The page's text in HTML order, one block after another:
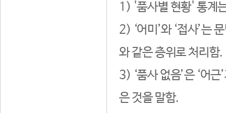
1) '품사별 현황' 통계
2) ‘어미’와 ‘접사’는
와 같은 층위로 처리함.
3) ‘품사 없음’은 ‘어
은 것을 말함.